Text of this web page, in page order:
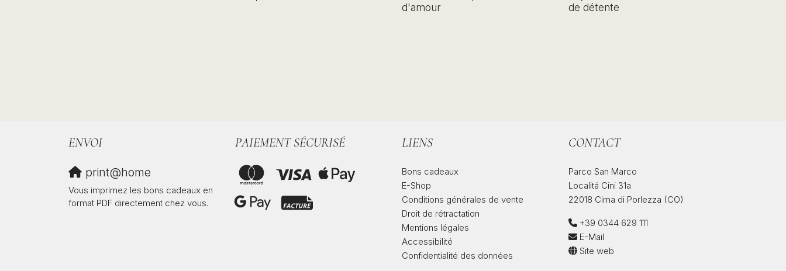
d'amour
de détente
ENVOI
print@home
Vous imprimez les bons cadeaux en
format PDF directement chez vous.
PAIEMENT SÉCURISÉ LIENS
Bons cadeaux
E-Shop
Conditions générales de vente
Droit de rétractation
Mentions légales
Accessibilité
Confidentialité des données
CONTACT
Parco San Marco
Localitá Cini 31a
22018 Cima di Porlezza (CO)
+39 0344 629 111
E-Mail
Site web